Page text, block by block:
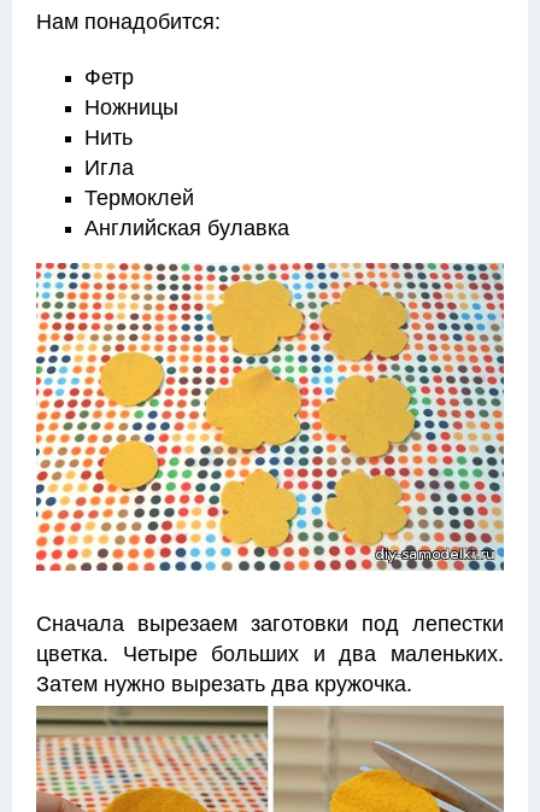
Нам понадобится:
Фетр
Ножницы
Нить
Игла
Термоклей
Английская булавка
Сначала вырезаем заготовки под лепестки
цветка. Четыре больших и два маленьких.
Затем нужно вырезать два кружочка.